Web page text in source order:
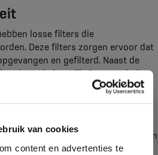
van cookies
content en advertenties te
losse filters die
Deze filters zorgen ervoor dat
en gefilterd. Naast de
ook erg belangrijk. De capaciteit
van 200-800 m³ per uur. Op de
8 tot 10 keer per uur het
Laat je dan goed adviseren
Keukens & Badkamers helpt je